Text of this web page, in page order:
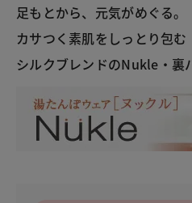
足もとから、元気がめぐる。
カサつく素肌をしっとり包む
シルクブレンドのNukle・裏